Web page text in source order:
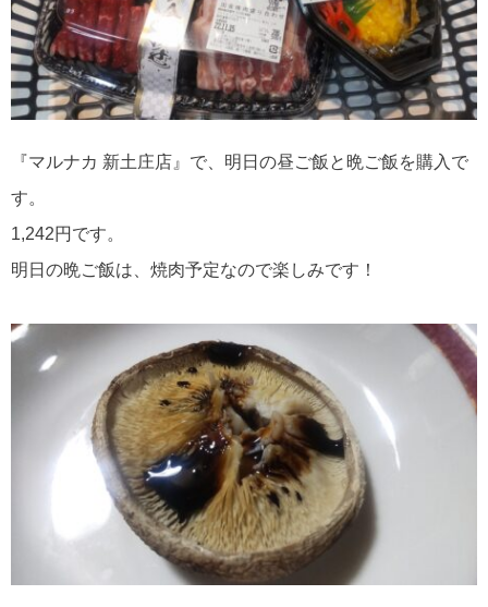
『マルナカ 新土庄店』で、明日の昼ご飯と晩ご飯を購入で
す。
1,242円です。
明日の晩ご飯は、焼肉予定なので楽しみです！